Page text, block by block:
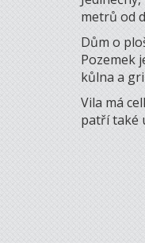
metrů od
Dům o
Pozemek
kůlna a
Vila má
patří také